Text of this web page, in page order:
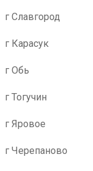
г Славгород
г Карасук
г Обь
г Тогучин
г Яровое
г Черепаново